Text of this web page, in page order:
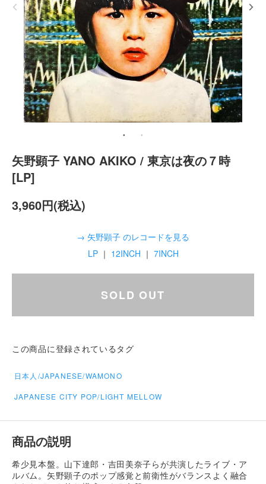
矢野顕子 YANO AKIKO / 東京は夜の７時
[LP]
3,960円(税込)
→ 矢野顕子 のレコードを見る
LP｜ 12INCH ｜ 7INCH
SOLD OUT
この商品に登録されているタグ
日本人/JAPANESE/WAMONO
JAPANESE CITY POP/LIGHT MELLOW
商品の説明
希少見本盤。山下達郎・吉田美奈子らが共演したライブ・ア
ルバム。矢野顕子のポップ感覚と前衛性がバランスよく融合